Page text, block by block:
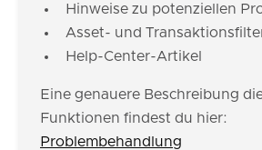
Hinweise zu potenziellen
Asset- und
Help-Center-Artikel
Eine genauere Beschreibung
Funktionen findest du hier:
Problembehandlung